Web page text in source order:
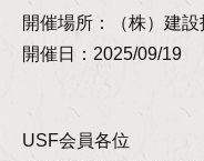
開催場所：（株）建
開催日：2025/09/19
USF会員各位